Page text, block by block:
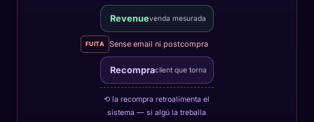
Revenuevenda mesurada
FUITA Sense email ni postcompra
Recompraclient que torna
⟲ la recompra retroalimenta el
sistema — si algú la treballa